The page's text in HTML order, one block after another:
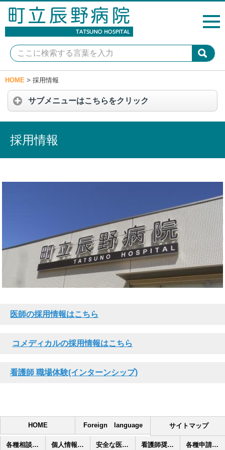
HOME > 採用情報
サブメニューはこちらをクリック
採用情報
医師の採用情報はこちら
コメディカルの採用情報はこちら
看護師 職場体験(インターンシップ)
HOME Foreign language サイトマップ
各種相談窓口 個人情報保護方針 安全な医療のために 看護師奨学金制度 各種申請方法